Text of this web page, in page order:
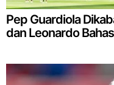
Pep Guardiola
dan Leonardo